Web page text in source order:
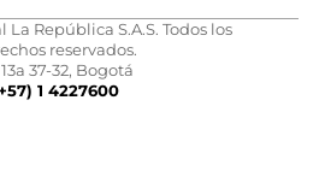
República S.A.S. Todos los
reservados.
37-32, Bogotá
1 4227600